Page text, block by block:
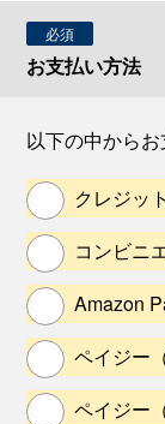
必須
お支払い方法
以下の中からお
クレジッ
コンビニ
Amazon
ペイジー
ペイジー